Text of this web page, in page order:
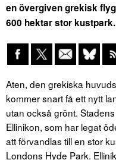
en övergiven grekisk
600 hektar stor kustpark.
Aten, den grekiska
kommer snart få ett nytt
utan också grönt.
Ellinikon, som har legat
att förvandlas till en stor
Londons Hyde Park.